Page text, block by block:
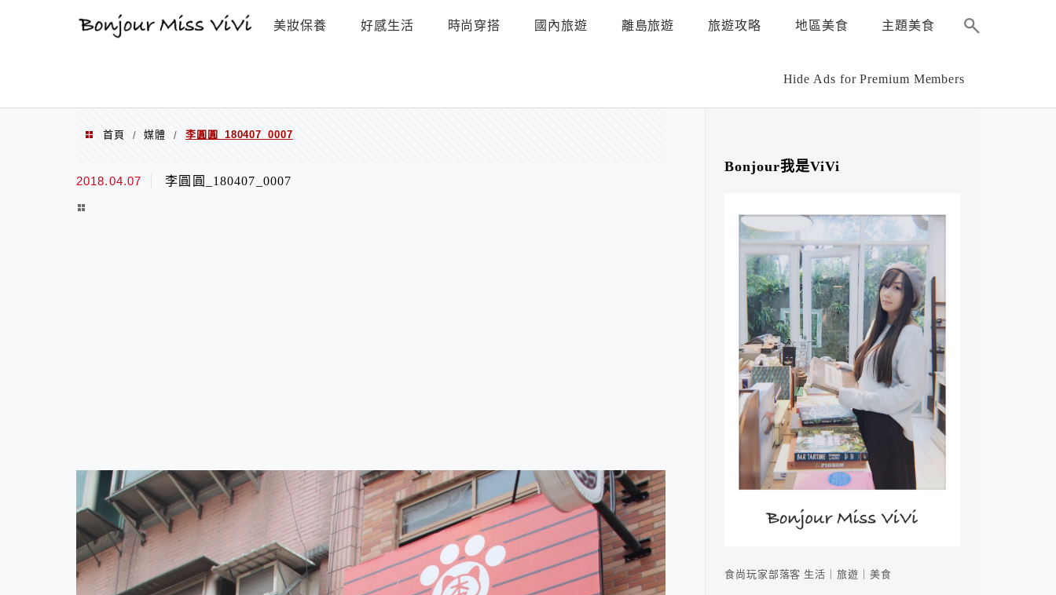
美妝保養 好感生活 時尚穿搭 國內旅遊 離島旅遊 旅遊攻略 地區美食 主題美食
Hide Ads for Premium Members
首頁 / 媒體 / 李圓圓_180407_0007
2018.04.07 李圓圓_180407_0007
Bonjour我是ViVi
食尚玩家部落客 生活｜旅遊｜美食